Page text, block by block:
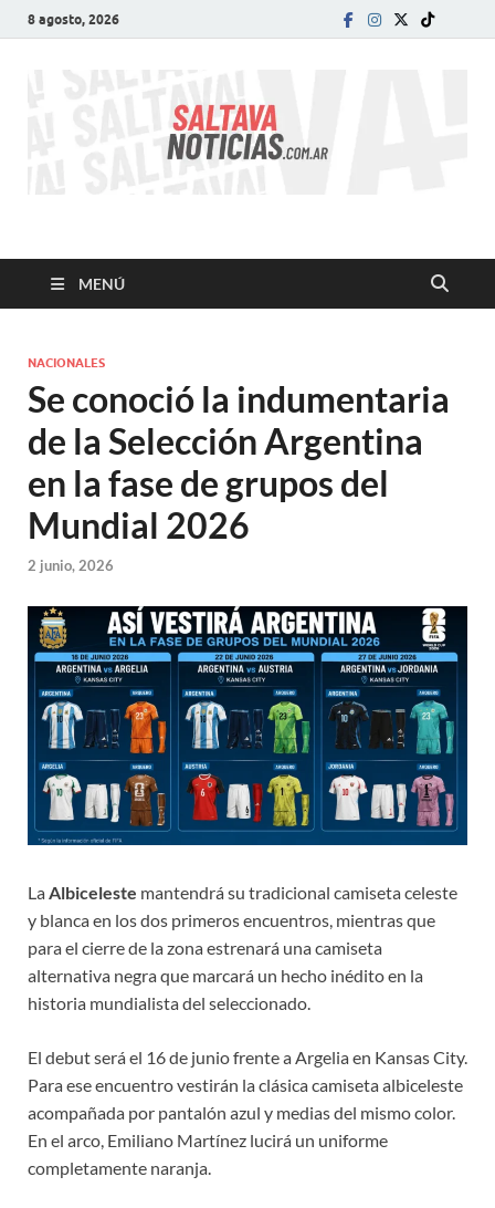
8 agosto, 2026
SALTA VA!
MENÚ
NACIONALES
Se conoció la indumentaria
de la Selección Argentina
en la fase de grupos del
Mundial 2026
2 junio, 2026
LaAlbiceleste mantendrá su tradicional camiseta celeste
y blanca en los dos primeros encuentros, mientras que
para el cierre de la zona estrenará una camiseta
alternativa negra que marcará un hecho inédito en la
historia mundialista del seleccionado.
El debut será el 16 de junio frente a Argelia en Kansas City.
Para ese encuentro vestirán la clásica camiseta albiceleste
acompañada por pantalón azul y medias del mismo color.
En el arco, Emiliano Martínez lucirá un uniforme
completamente naranja.